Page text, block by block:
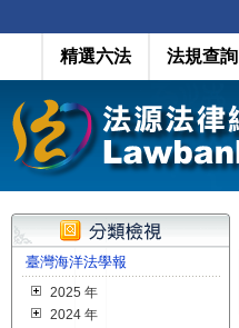
精選六法 法規查詢
臺灣海洋法學報
2025 年
2024 年